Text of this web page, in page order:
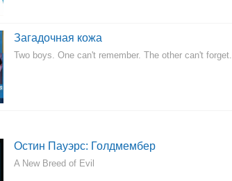
Загадочная кожа
Two boys. One can't remember. The other can't forget.
Остин Пауэрс: Голдмембер
A New Breed of Evil